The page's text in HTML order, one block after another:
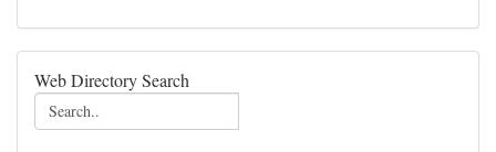
Web Directory Search